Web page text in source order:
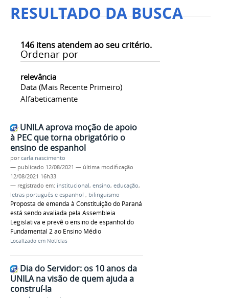
RESULTADO DA BUSCA
146 itens atendem ao seu critério.
Ordenar por
relevância
Data (mais Recente Primeiro)
Alfabeticamente
UNILA aprova moção de apoio
à PEC que torna obrigatório o
ensino de espanhol
porcarla.nascimento
— publicado 12/08/2021 — última modificação
12/08/2021 16h33
— registrado em: institucional, ensino, educação,
letras português e espanhol , bilinguismo
Proposta de emenda à Constituição do Paraná
está sendo avaliada pela Assembleia
Legislativa e prevê o ensino de espanhol do
Fundamental 2 ao Ensino Médio
Localizado em Notícias
Dia do Servidor: os 10 anos da
UNILA na visão de quem ajuda a
construí-la